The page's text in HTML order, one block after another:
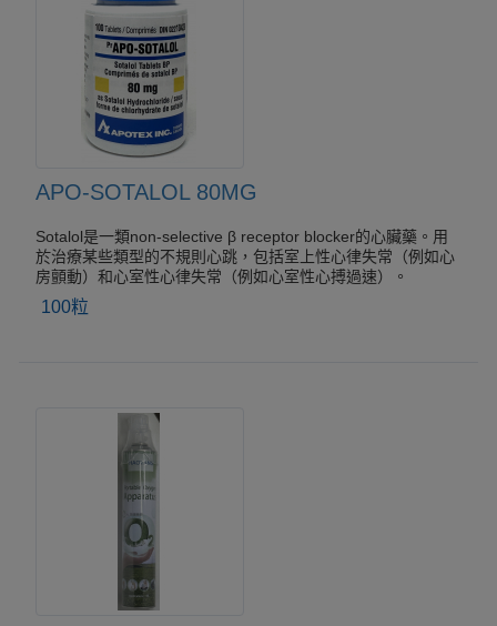
APO-SOTALOL 80MG
Sotalol是一類non-selective β receptor blocker的心臟藥。用
於治療某些類型的不規則心跳，包括室上性心律失常（例如心
房顫動）和心室性心律失常（例如心室性心搏過速）。
100粒